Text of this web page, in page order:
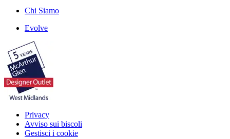
Chi Siamo
Evolve
Privacy
Avviso sui biscoli
Gestisci i cookie